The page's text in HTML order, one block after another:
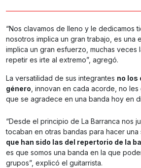
“Nos clavamos de lleno y le dedicamos
nosotros implica un gran trabajo, es una
implica un gran esfuerzo, muchas veces
repetir es irte al extremo”, agregó.
La versatilidad de sus integrantes no los
género, innovan en cada acorde, no les
que se agradece en una banda hoy en
“Desde el principio de La Barranca nos
tocaban en otras bandas para hacer
que han sido las del repertorio de la
es que somos una banda en la que
grupos”, explicó el guitarrista.